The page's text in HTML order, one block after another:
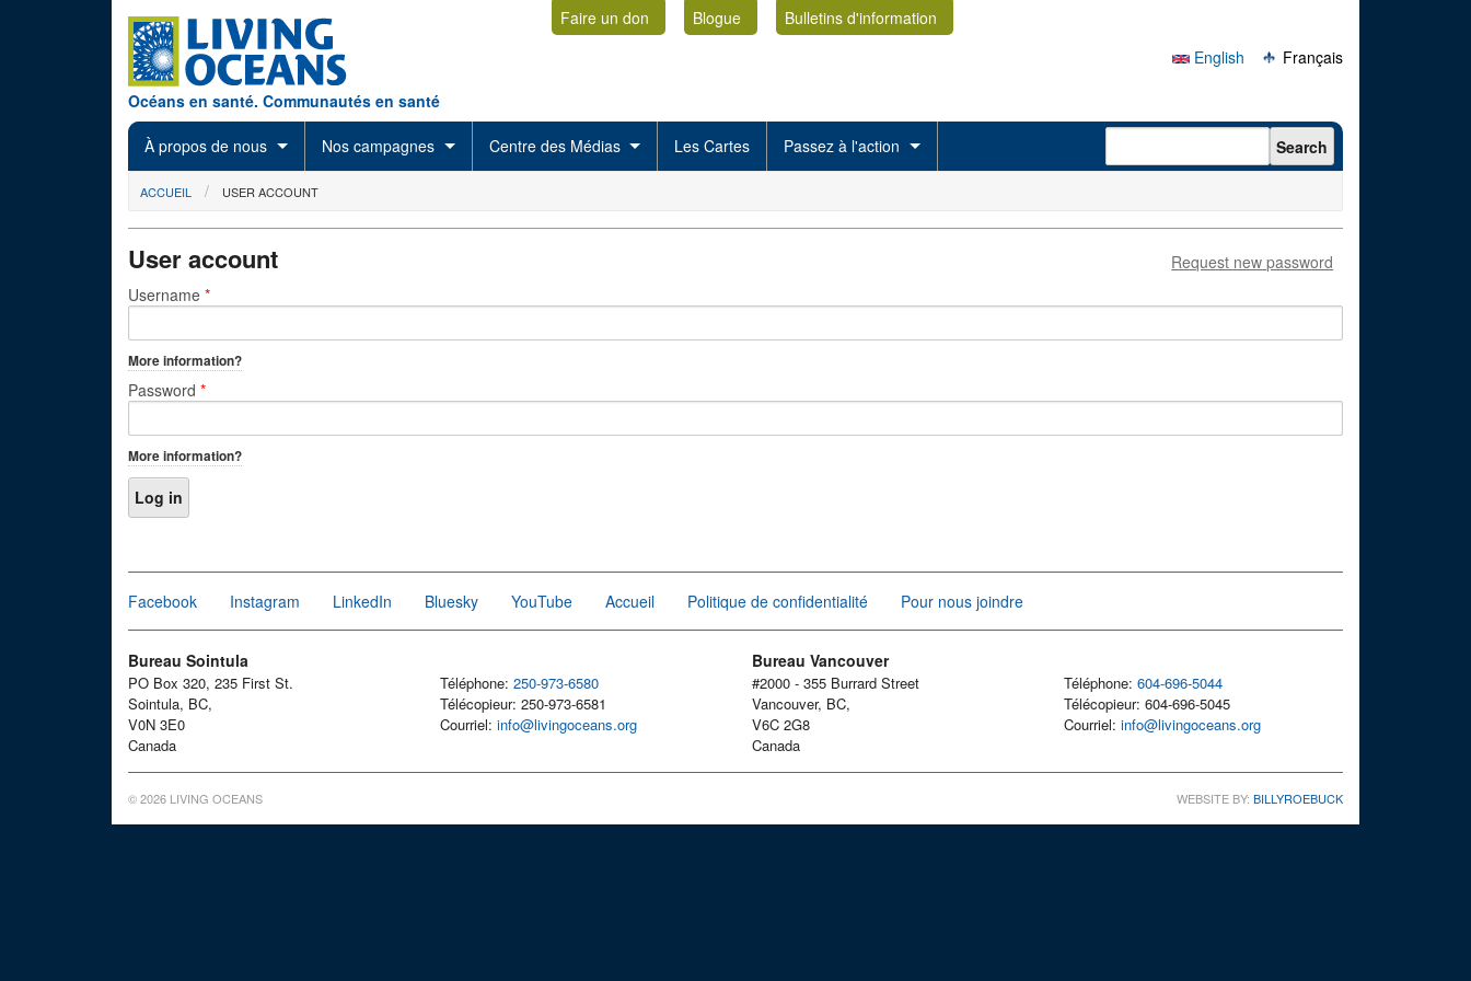
Océans en santé. Communautés en santé
Faire un don Blogue
Bulletins d'information
English
Français
À propos de nous Nos campagnes Centre des Médias Les Cartes Passez à l'action Search form Search
You are here
ACCUEIL USER ACCOUNT
User account
Primary tabs
Request new password
Username *
More information?
Password *
More information?
Facebook Instagram LinkedIn Bluesky YouTube Accueil Politique de confidentialité Pour nous joindre
Bureau Sointula
PO Box 320, 235 First St.
Sointula, BC,
V0N 3E0
Canada
Téléphone: 250-973-6580
Télécopieur: 250-973-6581
Courriel: info@livingoceans.org
Bureau Vancouver
#2000 - 355 Burrard Street
Vancouver, BC,
V6C 2G8
Canada
Téléphone: 604-696-5044
Télécopieur: 604-696-5045
Courriel: info@livingoceans.org
© 2026 LIVING OCEANS WEBSITE BY: BILLYROEBUCK